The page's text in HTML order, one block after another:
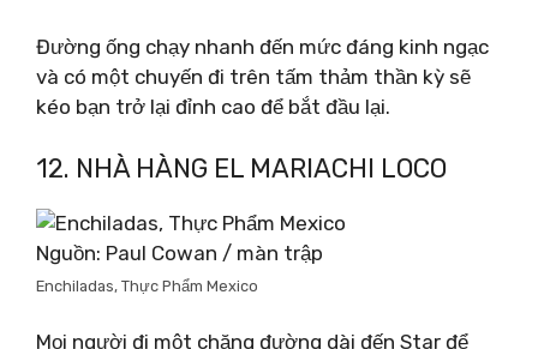
Đường ống chạy nhanh đến mức đáng kinh ngạc
và có một chuyến đi trên tấm thảm thần kỳ sẽ
kéo bạn trở lại đỉnh cao để bắt đầu lại.
12. NHÀ HÀNG EL MARIACHI LOCO
Nguồn: Paul Cowan / màn trập
Enchiladas, Thực Phẩm Mexico
Mọi người đi một chặng đường dài đến Star để